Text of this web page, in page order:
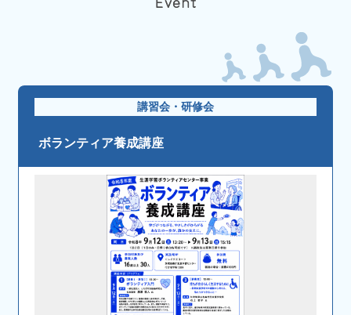
講習会・研修会
ボランティア養成講座